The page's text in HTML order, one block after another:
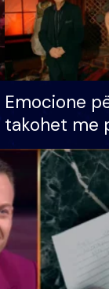
Emocione
takohet me
vajzën dhe
S’kemi
apo jo?